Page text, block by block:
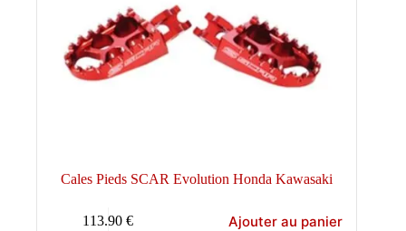
Cales Pieds SCAR Evolution Honda Kawasaki
113.90€ Ajouter au panier